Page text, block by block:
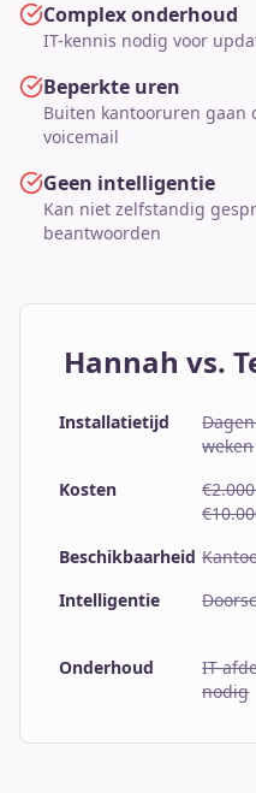
Complex onderhoud
IT-kennis nodig voor
Beperkte uren
Buiten kantooruren gaan
voicemail
Geen intelligentie
Kan niet zelfstandig
beantwoorden
Hannah vs.
Installatietijd
weken
Kosten
Beschikbaarheid
Intelligentie
Onderhoud
IT-
nodig